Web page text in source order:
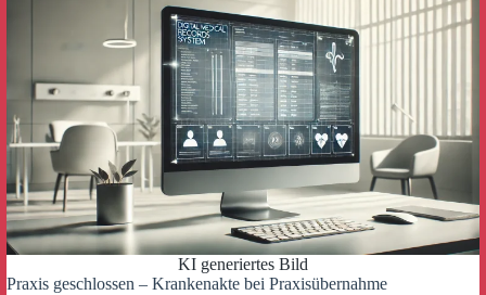
KI generiertes Bild
Praxis geschlossen – Krankenakte bei Praxisübernahme